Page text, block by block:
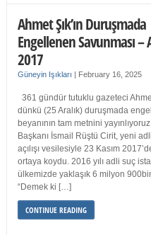
Ahmet Şık’ın Duruşmada
Engellenen Savunması –
2017
Güneyin Işıkları | February 16, 2025
361 gündür tutuklu gazeteci Ahmet
dünkü (25 Aralık) duruşmada
beyanının tam metnini
Başkanı İsmail Rüştü Cirit, yeni adli
açılışı vesilesiyle 23 Kasım
ortaya koydu. 2016 yılı adli suç
ülkemizde yaklaşık 6 milyon
“Demek ki […]
CONTINUE READING